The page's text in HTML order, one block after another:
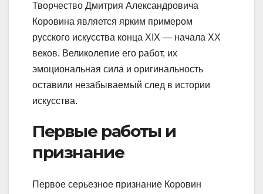
Творчество Дмитрия Александровича
Коровина является ярким примером
русского искусства конца XIX — начала XX
веков. Великолепие его работ, их
эмоциональная сила и оригинальность
оставили незабываемый след в истории
искусства.
Первые работы и
признание
Первое серьезное признание Коровин